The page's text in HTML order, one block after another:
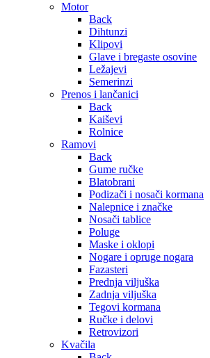
Motor
Back
Dihtunzi
Klipovi
Glave i bregaste osovine
Ležajevi
Semerinzi
Prenos i lančanici
Back
Kaiševi
Rolnice
Ramovi
Back
Gume ručke
Blatobrani
Podizači i nosači kormana
Nalepnice i značke
Nosači tablice
Poluge
Maske i oklopi
Nogare i opruge nogara
Fazasteri
Prednja viljuška
Zadnja viljuška
Tegovi kormana
Ručke i delovi
Retrovizori
Kvačila